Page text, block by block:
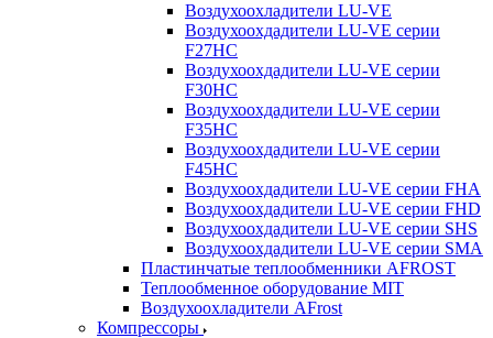
Воздухоохладители LU-VE
Воздухоохдадители LU-VE серии
F27HC
Воздухоохдадители LU-VE серии
F30HC
Воздухоохдадители LU-VE серии
F35HC
Воздухоохдадители LU-VE серии
F45HC
Воздухоохдадители LU-VE серии FHA
Воздухоохдадители LU-VE серии FHD
Воздухоохдадители LU-VE серии SHS
Воздухоохдадители LU-VE серии SMA
Пластинчатые теплообменники AFROST
Теплообменное оборудование MIT
Воздухоохладители AFrost
Компрессоры